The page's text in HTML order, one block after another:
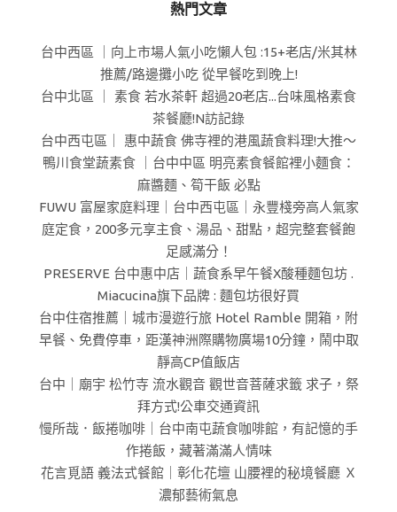
熱門文章
台中西區 ｜向上市場人氣小吃懶人包 :15+老店/米其林
推薦/路邊攤小吃 從早餐吃到晚上!
台中北區 ｜ 素食 若水茶軒 超過20老店...台味風格素食
茶餐廳!N訪記錄
台中西屯區｜ 惠中蔬食 佛寺裡的港風蔬食料理!大推～
鴨川食堂蔬素食 ｜台中中區 明亮素食餐館裡小麵食：
麻醬麵、筍干飯 必點
FUWU 富屋家庭料理｜台中西屯區｜永豐棧旁高人氣家
庭定食，200多元享主食、湯品、甜點，超完整套餐飽
足感滿分！
PRESERVE 台中惠中店｜蔬食系早午餐X酸種麵包坊 .
Miacucina旗下品牌 : 麵包坊很好買
台中住宿推薦｜城市漫遊行旅 Hotel Ramble 開箱，附
早餐、免費停車，距漢神洲際購物廣場10分鐘，鬧中取
靜高CP值飯店
台中｜廟宇 松竹寺 流水觀音 觀世音菩薩求籤 求子，祭
拜方式!公車交通資訊
慢所哉．飯捲咖啡｜台中南屯蔬食咖啡館，有記憶的手
作捲飯，藏著滿滿人情味
花言覓語 義法式餐館｜彰化花壇 山腰裡的秘境餐廳 Ｘ
濃郁藝術氣息